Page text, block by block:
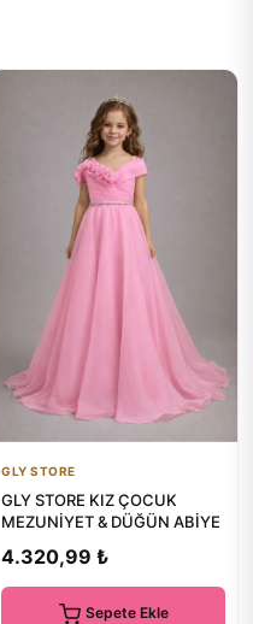
GLY STORE
GLY STORE KIZ ÇOCUK
MEZUNİYET & DÜĞÜN ABİYE
4.320,99 ₺
Sepete Ekle